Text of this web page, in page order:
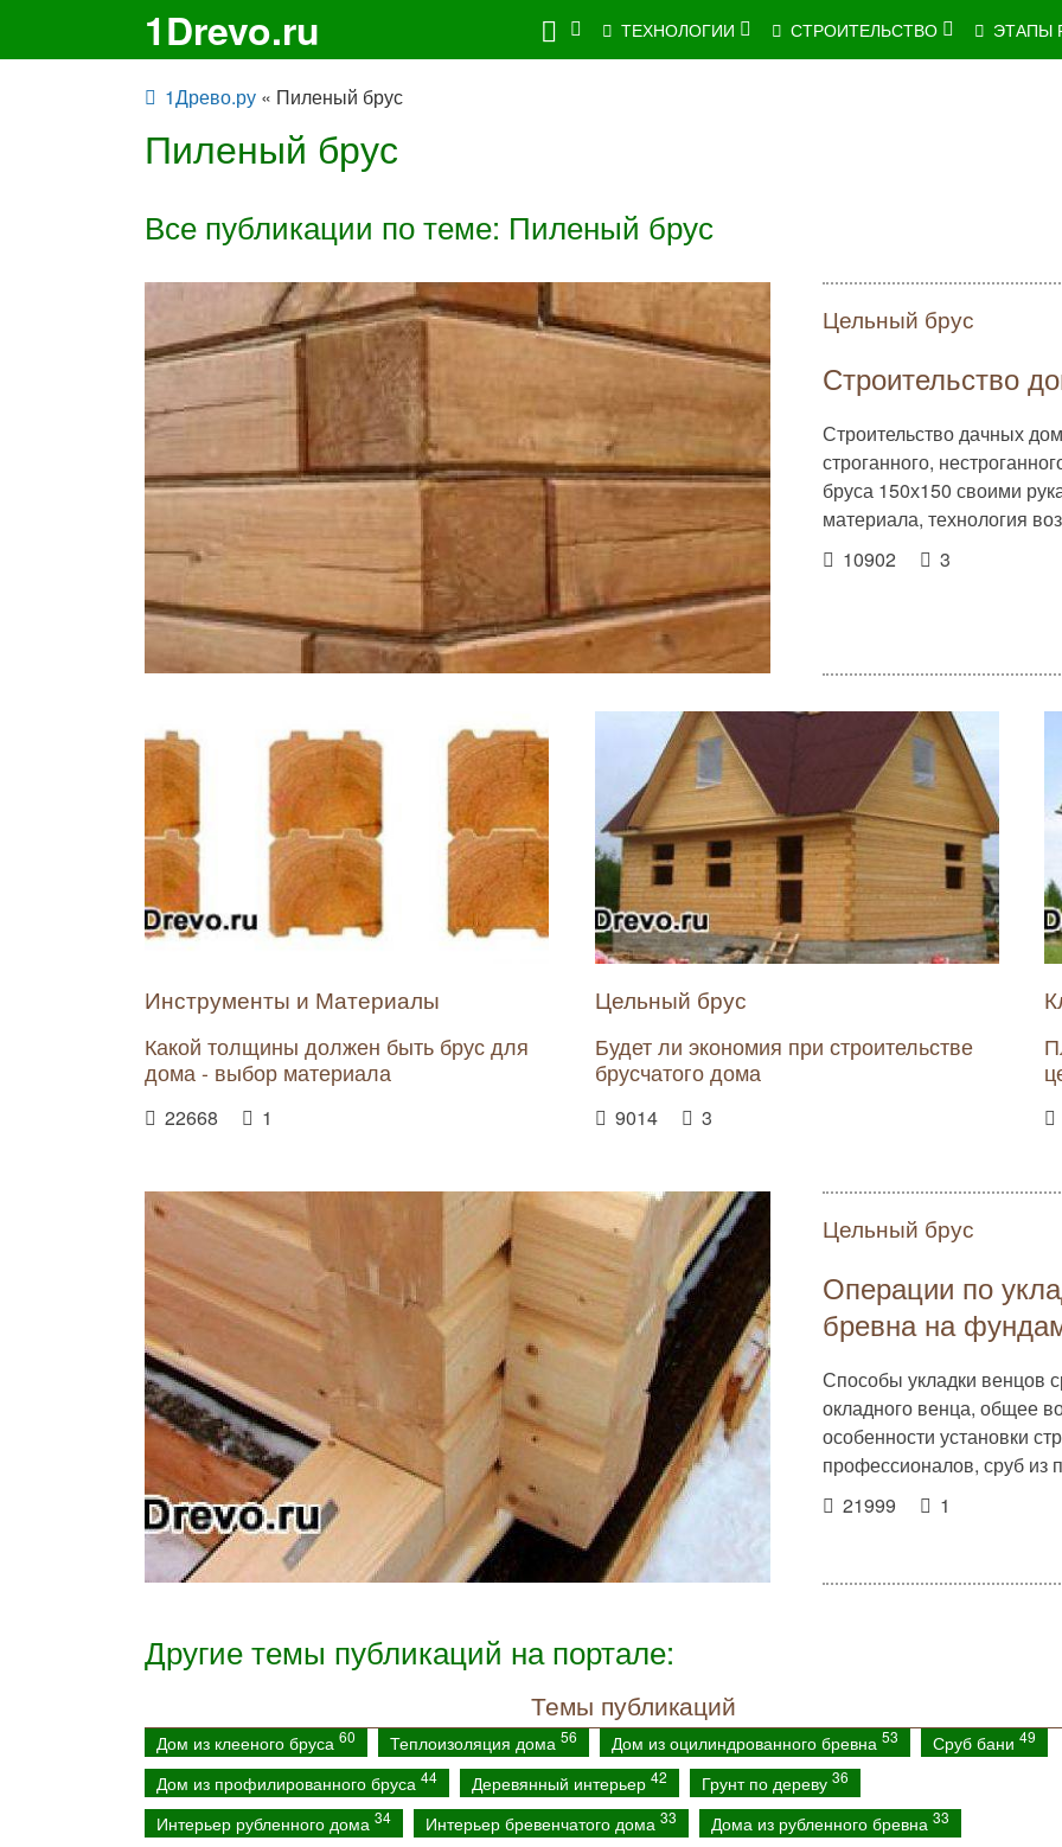
1Drevo.ru ТЕХНОЛОГИИ СТРОИТЕЛЬСТВО ЭТАПЫ
1Древо.ру « Пиленый брус
Пиленый брус
Все публикации по теме: Пиленый брус
Цельный брус
Строительство
Строительство дачных
строганного,
бруса 150х150 своими
материала, технология
10902
3
Инструменты и Материалы
Какой толщины должен быть брус для
дома - выбор материала
22668 1
Цельный брус
Будет ли экономия при строительстве
брусчатого дома
9014 3
Цельный брус
Операции по
бревна на
Способы укладки венцов
окладного венца, общее
особенности установки
профессионалов, сруб из
21999
1
Другие темы публикаций на портале:
Темы публикаций
Дом из клееного бруса 60 Теплоизоляция дома 56 Дом из оцилиндрованного бревна 53 Сруб бани 49
Дом из профилированного бруса 44 Деревянный интерьер 42 Грунт по дереву 36
Интерьер рубленного дома 34 Интерьер бревенчатого дома 33 Дома из рубленного бревна 33